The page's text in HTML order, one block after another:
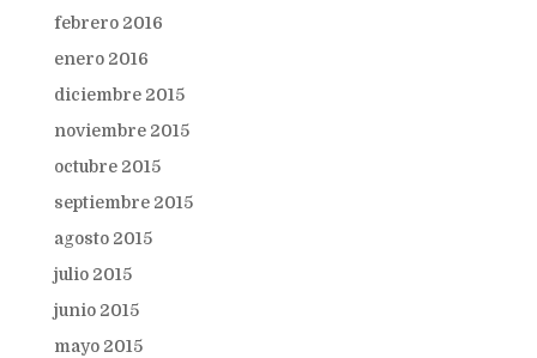
febrero 2016
enero 2016
diciembre 2015
noviembre 2015
octubre 2015
septiembre 2015
agosto 2015
julio 2015
junio 2015
mayo 2015